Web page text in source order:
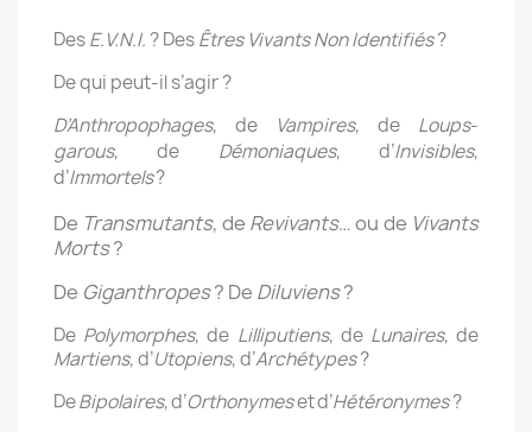
DesE.V.N.I. ? DesÊtres Vivants Non Identifiés?
De qui peut-il s’agir ?
D’Anthropophages, de Vampires, de Loups-
garous, de Démoniaques, d’Invisibles,
d’Immortels?
De Transmutants, de Revivants… ou de Vivants
Morts?
De Giganthropes? De Diluviens?
De Polymorphes, de Lilliputiens, de Lunaires, de
Martiens, d’Utopiens, d’Archétypes?
DeBipolaires,d’Orthonymesetd’Hétéronymes?